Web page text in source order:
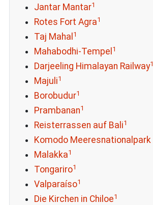
Jantar Mantar1
Rotes Fort Agra1
Taj Mahal 1
Mahabodhi-Tempel 1
Darjeeling Himalayan Railway1
Majuli1
Borobudur1
Prambanan1
Reisterrassen auf Bali1
Komodo Meeresnationalpark
Malakka1
Tongariro1
Valparaíso1
Die Kirchen in Chiloe1